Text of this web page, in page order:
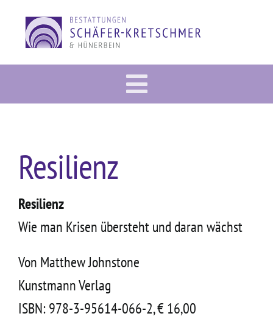
Inhalt
springen
Toggle
Gedenkportal
Bestattung
Dies & Das
Über uns
Kontakt
Resilienz
Resilienz
Wie man Krisen übersteht und daran wächst
Von Matthew Johnstone
Kunstmann Verlag
ISBN: 978-3-95614-066-2, € 16,00